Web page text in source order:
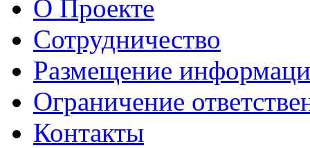
О Проекте
Сотрудничество
Размещение
Ограничение
Контакты